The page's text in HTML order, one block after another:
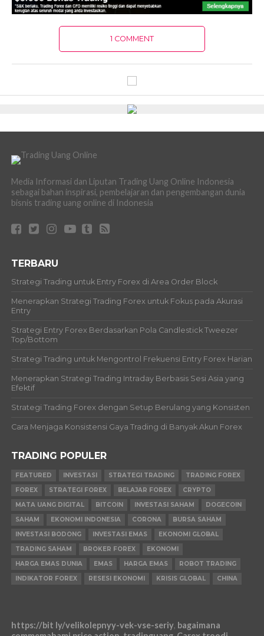
1 COMMENT
Media Informasi dan Liputan Trading Uang Online Indonesia
sebagai bahan inspirasi, pembelajaran dan pengembangan dunia
bisnis trading uang online di Indonesia
TERBARU
Strategi Trading untuk Entry Forex di Area Order Block
Menerapkan Strategi Trading Forex untuk Fokus pada Akurasi
Entry
Strategi Entry Forex Berdasarkan Pola Candlestick Tweezer
Top/Bottom
Strategi Trading untuk Mengontrol Frekuensi Entry Forex Harian
Menerapkan Strategi Trading Intraday Berbasis Sesi Asia yang
Efektif
Strategi Trading Forex dengan Setup Berulang yang Konsisten
Cara Menjaga Konsistensi Gaya Trading di Banyak Akun Forex
TRADING POPULER
FEATURED INVESTASI STRATEGI TRADING
TRADING FOREX
FOREX
STRATEGI FOREX BELAJAR FOREX
CRYPTO
MATA UANG DIGITAL
BITCOIN INVESTASI SAHAM
DOGECOIN
SAHAM
EKONOMI INDONESIA CORONA
BURSA SAHAM
INVESTASI BODONG
INVESTASI EMAS
EKONOMI GLOBAL
TRADING SAHAM
BROKER FOREX
EKONOMI
HARGA EMAS DUNIA
EMAS HARGA EMAS
ROBOT TRADING
INDIKATOR FOREX
RESESI EKONOMI KRISIS GLOBAL CHINA
https://bit ly/velikolepnyy-vek-vse-seriy, bagaimana